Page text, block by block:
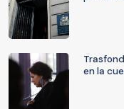
en la